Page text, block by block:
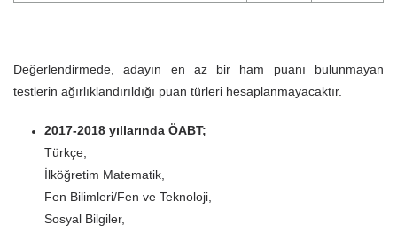
Değerlendirmede, adayın en az bir ham puanı bulunmayan
testlerin ağırlıklandırıldığı puan türleri hesaplanmayacaktır.
2017-2018 yıllarında ÖABT;
Türkçe,
İlköğretim Matematik,
Fen Bilimleri/Fen ve Teknoloji,
Sosyal Bilgiler,